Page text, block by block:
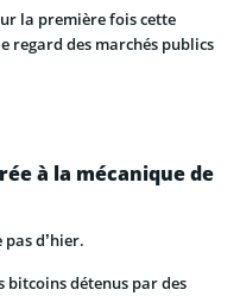
la première fois cette
regard des marchés publics
à la mécanique de
d’hier.
bitcoins détenus par des